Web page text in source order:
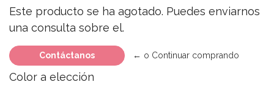
Este producto se ha agotado. Puedes enviarnos
una consulta sobre el.
Contáctanos ← o Continuar comprando
Color a elección